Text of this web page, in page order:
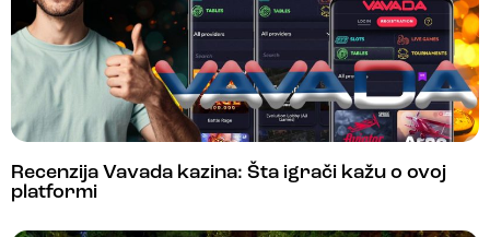
Recenzija Vavada kazina: Šta igrači kažu o ovoj
platformi